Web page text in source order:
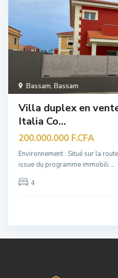
Bassam,Bassam
Villa duplex en
Italia Co...
200.000.000 F.CFA
Environnement : Situé sur la
issue du programme immobili ...
4